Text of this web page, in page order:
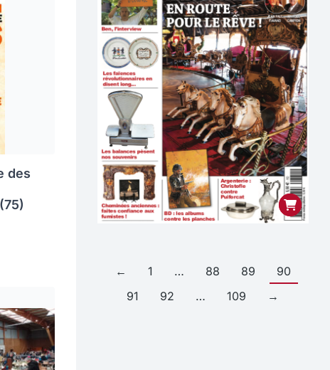
des
← 1 … 88 89
90
91
92 … 109 →